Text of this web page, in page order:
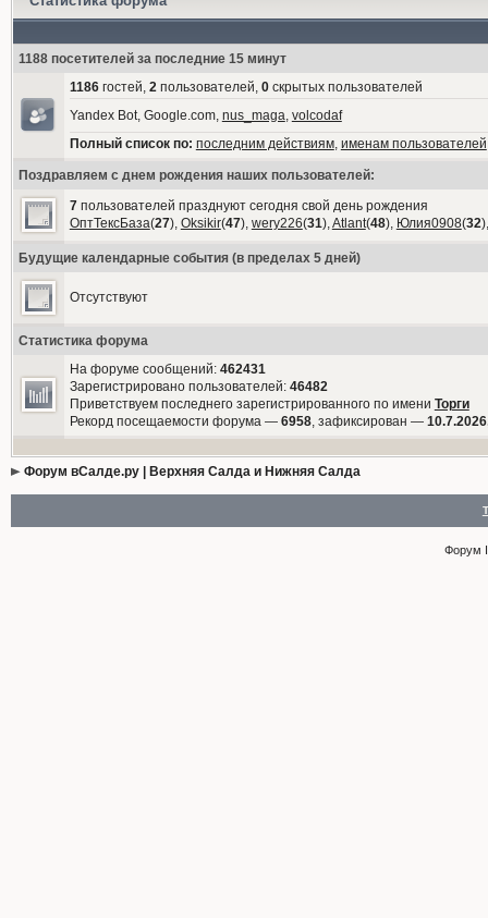
1188 посетителей за последние 15 минут
1186гостей, 2пользователей, 0скрытых пользователей
Yandex Bot, Google.com, nus_maga, volcodaf
Полный список по: последним действиям, именам пользователей
Поздравляем с днем рождения наших пользователей:
7пользователей празднуют сегодня свой день рождения
ОптТексБаза(27), Oksikir(47), wery226(31),Atlant(48), Юлия0908(32
Будущие календарные события (в пределах 5 дней)
Отсутствуют
Статистика форума
На форуме сообщений: 462431
Зарегистрировано пользователей: 46482
Приветствуем последнего зарегистрированного по имени Торги
Рекорд посещаемости форума — 6958, зафиксирован —
Форум вСалде.ру | Верхняя Салда и Нижняя Салда
Форум